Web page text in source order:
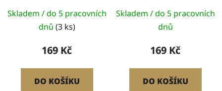
Skladem / do 5 pracovních
dnů (3 ks)
169 Kč
DO KOŠÍKU
hodnocení
produktu
je
z
5
Skladem / do 5 pracovních
dnů
169 Kč
DO KOŠÍKU